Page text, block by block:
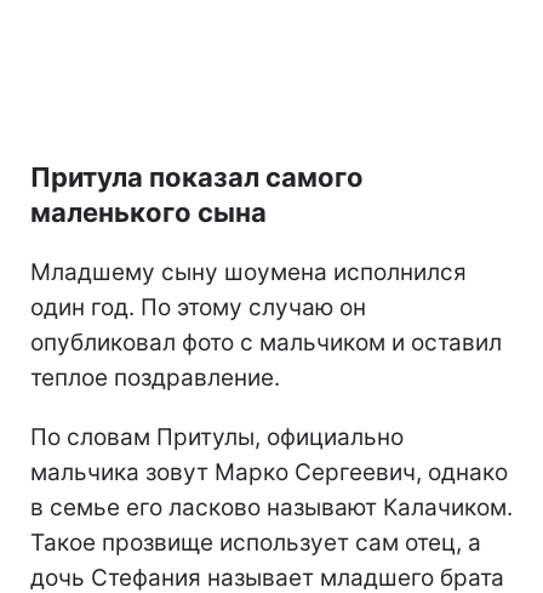
Притула показал самого
маленького сына
Младшему сыну шоумена исполнился
один год. По этому случаю он
опубликовал фото с мальчиком и оставил
теплое поздравление.
По словам Притулы, официально
мальчика зовут Марко Сергеевич, однако
в семье его ласково называют Калачиком.
Такое прозвище использует сам отец, а
дочь Стефания называет младшего брата